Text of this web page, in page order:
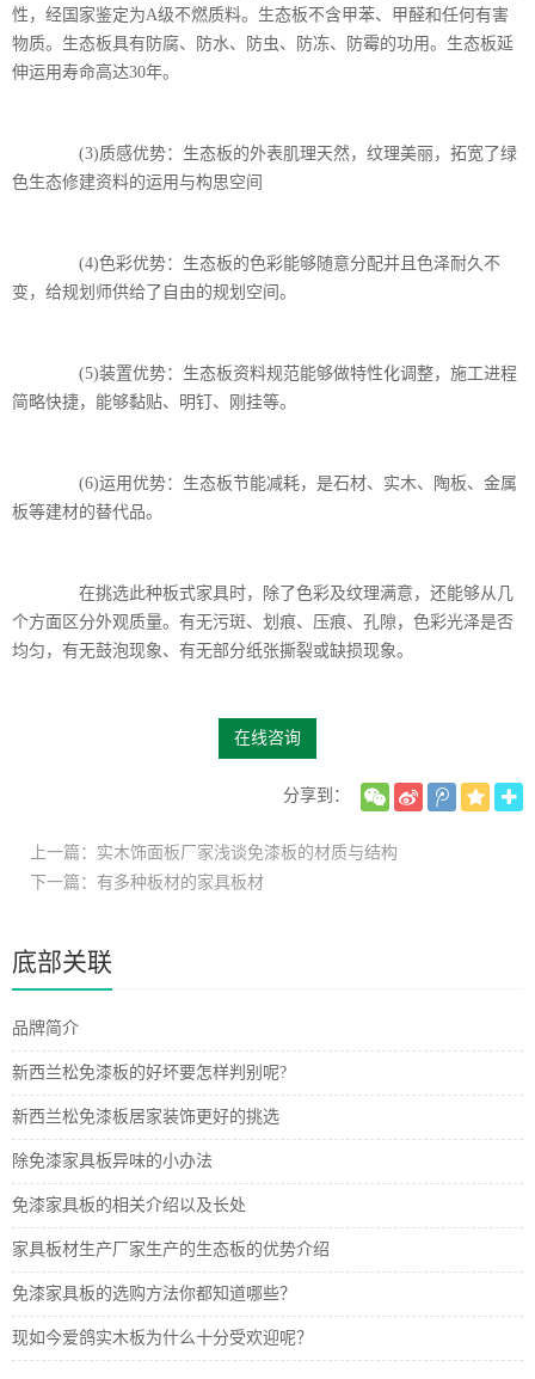
性，经国家鉴定为A级不燃质料。生态板不含甲苯、甲醛和任何有害
物质。生态板具有防腐、防水、防虫、防冻、防霉的功用。生态板延
伸运用寿命高达30年。
(3)质感优势：生态板的外表肌理天然，纹理美丽，拓宽了绿
色生态修建资料的运用与构思空间
(4)色彩优势：生态板的色彩能够随意分配并且色泽耐久不
变，给规划师供给了自由的规划空间。
(5)装置优势：生态板资料规范能够做特性化调整，施工进程
简略快捷，能够黏贴、明钉、刚挂等。
(6)运用优势：生态板节能减耗，是石材、实木、陶板、金属
板等建材的替代品。
在挑选此种板式家具时，除了色彩及纹理满意，还能够从几
个方面区分外观质量。有无污斑、划痕、压痕、孔隙，色彩光泽是否
均匀，有无鼓泡现象、有无部分纸张撕裂或缺损现象。
在线咨询
分享到：
上一篇：实木饰面板厂家浅谈免漆板的材质与结构
下一篇：有多种板材的家具板材
底部关联
品牌简介
新西兰松免漆板的好坏要怎样判别呢?
新西兰松免漆板居家装饰更好的挑选
除免漆家具板异味的小办法
免漆家具板的相关介绍以及长处
家具板材生产厂家生产的生态板的优势介绍
免漆家具板的选购方法你都知道哪些？
现如今爱鸽实木板为什么十分受欢迎呢？